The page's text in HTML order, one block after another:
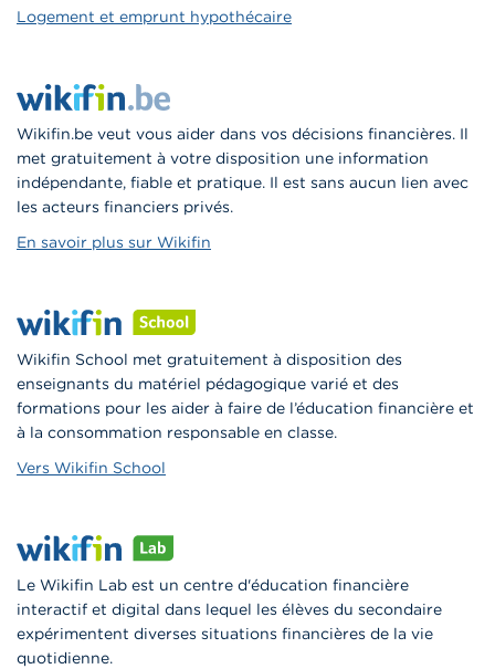
Logement et emprunt hypothécaire
Wikifin.be veut vous aider dans vos décisions financières. Il
met gratuitement à votre disposition une information
indépendante, fiable et pratique. Il est sans aucun lien avec
les acteurs financiers privés.
En savoir plus sur Wikifin
Wikifin School met gratuitement à disposition des
enseignants du matériel pédagogique varié et des
formations pour les aider à faire de l’éducation financière et
à la consommation responsable en classe.
Vers Wikifin School
Le Wikifin Lab est un centre d'éducation financière
interactif et digital dans lequel les élèves du secondaire
expérimentent diverses situations financières de la vie
quotidienne.